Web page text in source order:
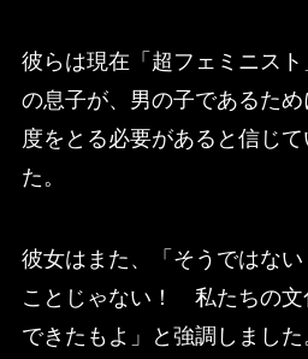
彼らは現在「超フェミニス
の息子が、男の子であるた
度をとる必要があると信じ
た。
彼女はまた、「そうではな
ことじゃない！ 私たちの文
できたもよ」と強調しました